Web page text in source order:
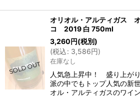
オリオル・アルティガス
コ 2019 白 750ml
3,260円(税別)
(税込: 3,586円)
在庫なし
人気急上昇中！ 盛り上が
派の中でもトップ人気の
オル・アルティガスのワイ